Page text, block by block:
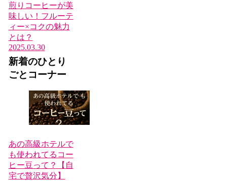
煎りコーヒーが美
味しい！フルーテ
ィー×コクの魅力
とは？
2025.03.30
新着のひとり
ごとコーナー
あの高級ホテルで
も使われてるコー
ヒー豆って？【自
宅で贅沢気分】